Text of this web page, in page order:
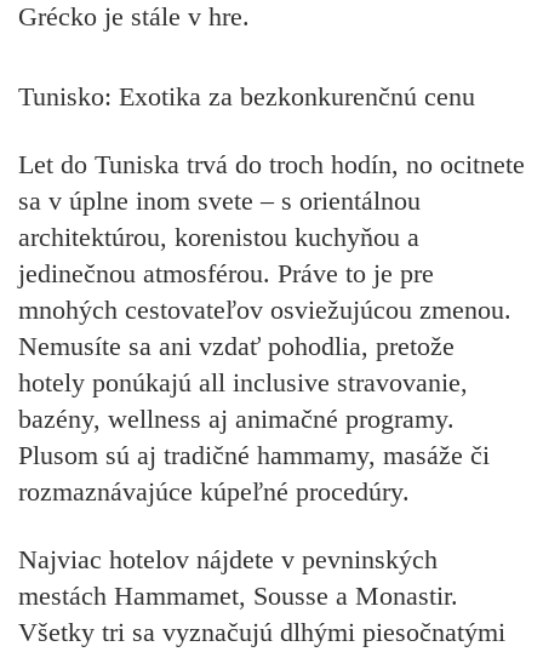
Grécko je stále v hre.
Tunisko: Exotika za bezkonkurenčnú cenu
Let do Tuniska trvá do troch hodín, no ocitnete
sa v úplne inom svete – s orientálnou
architektúrou, korenistou kuchyňou a
jedinečnou atmosférou. Práve to je pre
mnohých cestovateľov osviežujúcou zmenou.
Nemusíte sa ani vzdať pohodlia, pretože
hotely ponúkajú all inclusive stravovanie,
bazény, wellness aj animačné programy.
Plusom sú aj tradičné hammamy, masáže či
rozmaznávajúce kúpeľné procedúry.
Najviac hotelov nájdete v pevninských
mestách Hammamet, Sousse a Monastir.
Všetky tri sa vyznačujú dlhými piesočnatými